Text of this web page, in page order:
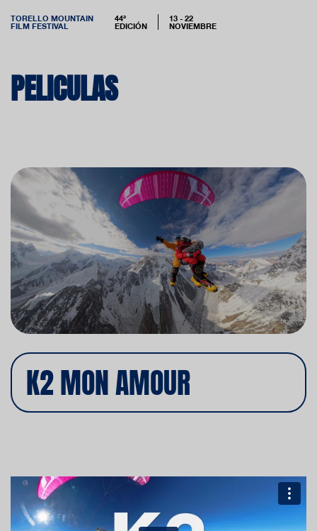
TORELLO MOUNTAIN
FILM FESTIVAL
44ª
EDICIÓN
13 - 22
NOVIEMBRE
PELICULAS
K2 MON AMOUR